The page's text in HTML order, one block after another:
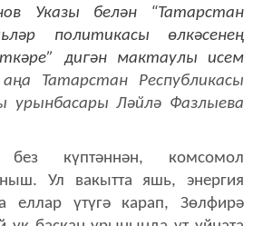
Указы белән “Татарстан
политикасы өлкәсенең
дигән мактаулы исем
аңа Татарстан Республикасы
урынбасары Ләйлә Фазлыева
күптәннән, комсомол
Ул вакытта яшь, энергия
үтүгә карап, Зөлфирә